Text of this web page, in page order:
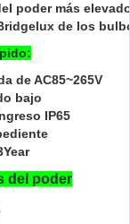
poder más
de los
de AC85~265V
bajo
IP65
del poder